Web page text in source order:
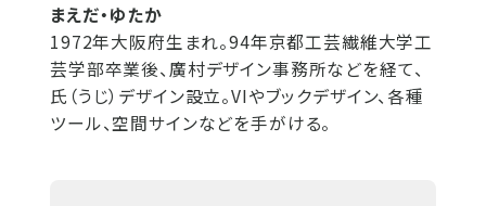
まえだ・ゆたか
1972年大阪府生まれ。94年京都工芸繊維大学工
芸学部卒業後、廣村デザイン事務所などを経て、
氏（うじ）デザイン設立。VIやブックデザイン、各種
ツール、空間サインなどを手がける。